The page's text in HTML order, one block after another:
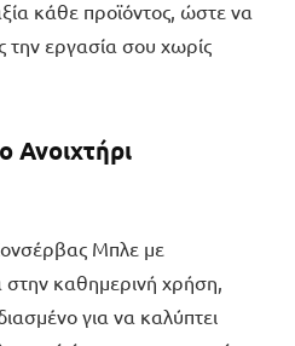
κάθε προϊόντος, ώστε να
την εργασία σου χωρίς
Ανοιχτήρι
Μπλε με
καθημερινή χρήση,
για να καλύπτει